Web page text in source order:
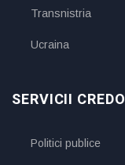
Transnistria
Ucraina
SERVICII CREDO
Politici publice